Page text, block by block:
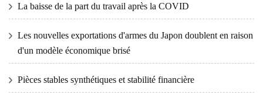
La baisse de la part du travail après la COVID
Les nouvelles exportations d'armes du Japon doublent en raison
d'un modèle économique brisé
Pièces stables synthétiques et stabilité financière